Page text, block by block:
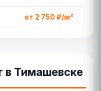
от 2 750 ₽/м²
в Тимашевске